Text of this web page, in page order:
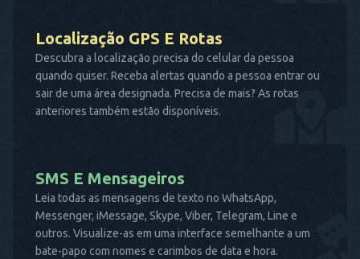
Localização GPS E Rotas
Descubra a localização precisa do celular da pessoa
quando quiser. Receba alertas quando a pessoa entrar ou
sair de uma área designada. Precisa de mais? As rotas
anteriores também estão disponíveis.
SMS E Mensageiros
Leia todas as mensagens de texto no WhatsApp,
Messenger, iMessage, Skype, Viber, Telegram, Line e
outros. Visualize-as em uma interface semelhante a um
bate-papo com nomes e carimbos de data e hora.